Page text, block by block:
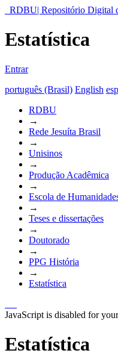
RDBU| Repositório Digital
Estatística
Entrar
português (Brasil) English
RDBU
→
Rede Jesuíta Brasil
→
Unisinos
→
Produção Acadêmica
→
Escola de
→
Teses e dissertações
→
Doutorado
→
PPG História
→
Estatística
JavaScript is disabled for
Estatística